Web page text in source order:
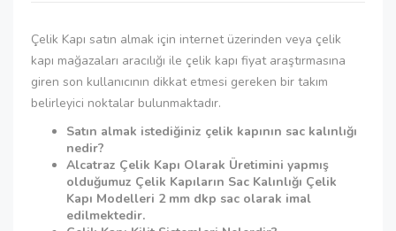
Çelik Kapı satın almak için internet üzerinden veya çelik
kapı mağazaları aracılığı ile çelik kapı fiyat araştırmasına
giren son kullanıcının dikkat etmesi gereken bir takım
belirleyici noktalar bulunmaktadır.
Satın almak istediğiniz çelik kapının sac kalınlığı
nedir?
Alcatraz Çelik Kapı Olarak Üretimini yapmış
olduğumuz Çelik Kapıların Sac Kalınlığı Çelik
Kapı Modelleri 2 mm dkp sac olarak imal
edilmektedir.